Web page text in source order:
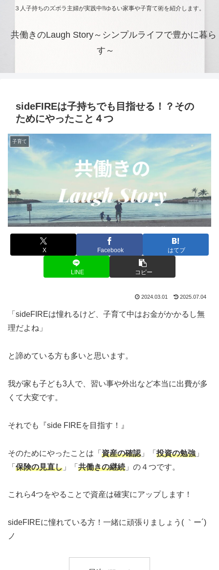
３人子持ちのズボラ主婦が実践中‼ゆるい家事や子育て術を紹介します。
共働きのLaugh Story～シンプルライフで豊かに暮ら
す～
sideFIREは子持ちでも目指せる！？その
ためにやったこと４つ
子育て
X Facebook はてブ
LINE コピー
2024.03.01 2025.07.04
「sideFIREは憧れるけど、子育て中はお金がかかるし無
理だよね」
と諦めている方も多いと思います。
我が家も子ども3人で、習い事や外出など本当に出費が多
くて大変です。
それでも『side FIREを目指す！』
そのためにやったことは「 資産の確認 」「 投資の勉強 」
「 保険の見直し 」「 共働きの継続 」の４つです。
これら4つをやることで資産は確実にアップします！
sideFIREに憧れている方！一緒に頑張りましょう( ｀ー´)
ノ